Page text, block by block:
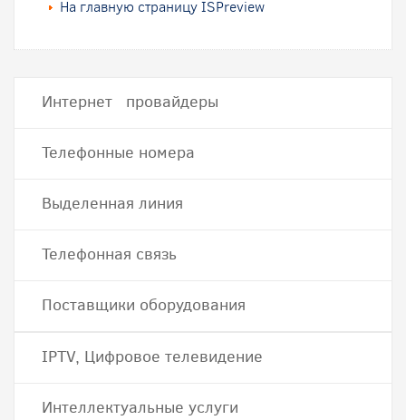
На главную страницу ISPreview
Интернет провайдеры
Телефонные номера
Выделенная линия
Телефонная связь
Поставщики оборудования
IPTV, Цифровое телевидение
Интеллектуальные услуги